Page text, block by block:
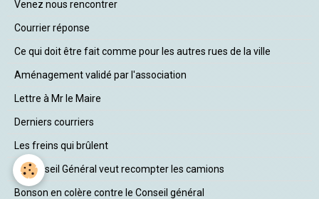
Venez nous rencontrer
Courrier réponse
Ce qui doit être fait comme pour les autres rues de la ville
Aménagement validé par l'association
Lettre à Mr le Maire
Derniers courriers
Les freins qui brûlent
Le Conseil Général veut recompter les camions
Bonson en colère contre le Conseil général